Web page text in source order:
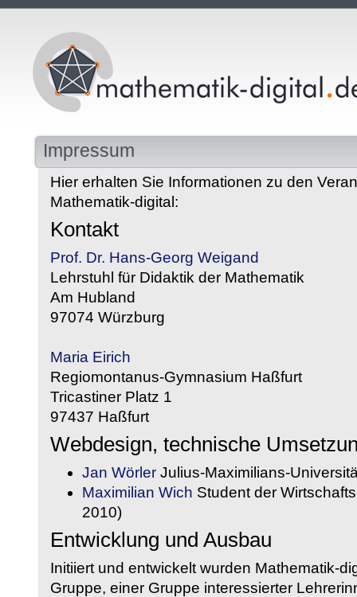
Impressum
Hier erhalten Sie Informationen zu den
Mathematik-digital:
Kontakt
Prof. Dr. Hans-Georg Weigand
Lehrstuhl für Didaktik der Mathematik
Am Hubland
97074 Würzburg
Maria Eirich
Regiomontanus-Gymnasium Haßfurt
Tricastiner Platz 1
97437 Haßfurt
Webdesign, technische
Jan Wörler Julius-Maximilians-
Maximilian Wich Student der
2010)
Entwicklung und Ausbau
Initiiert und entwickelt wurden Mathematik-
Gruppe, einer Gruppe interessierter